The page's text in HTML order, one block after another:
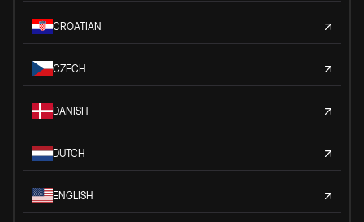
CROATIAN
CZECH
DANISH
DUTCH
ENGLISH